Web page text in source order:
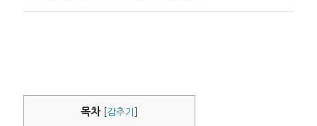
쓴
성
목차 감추기